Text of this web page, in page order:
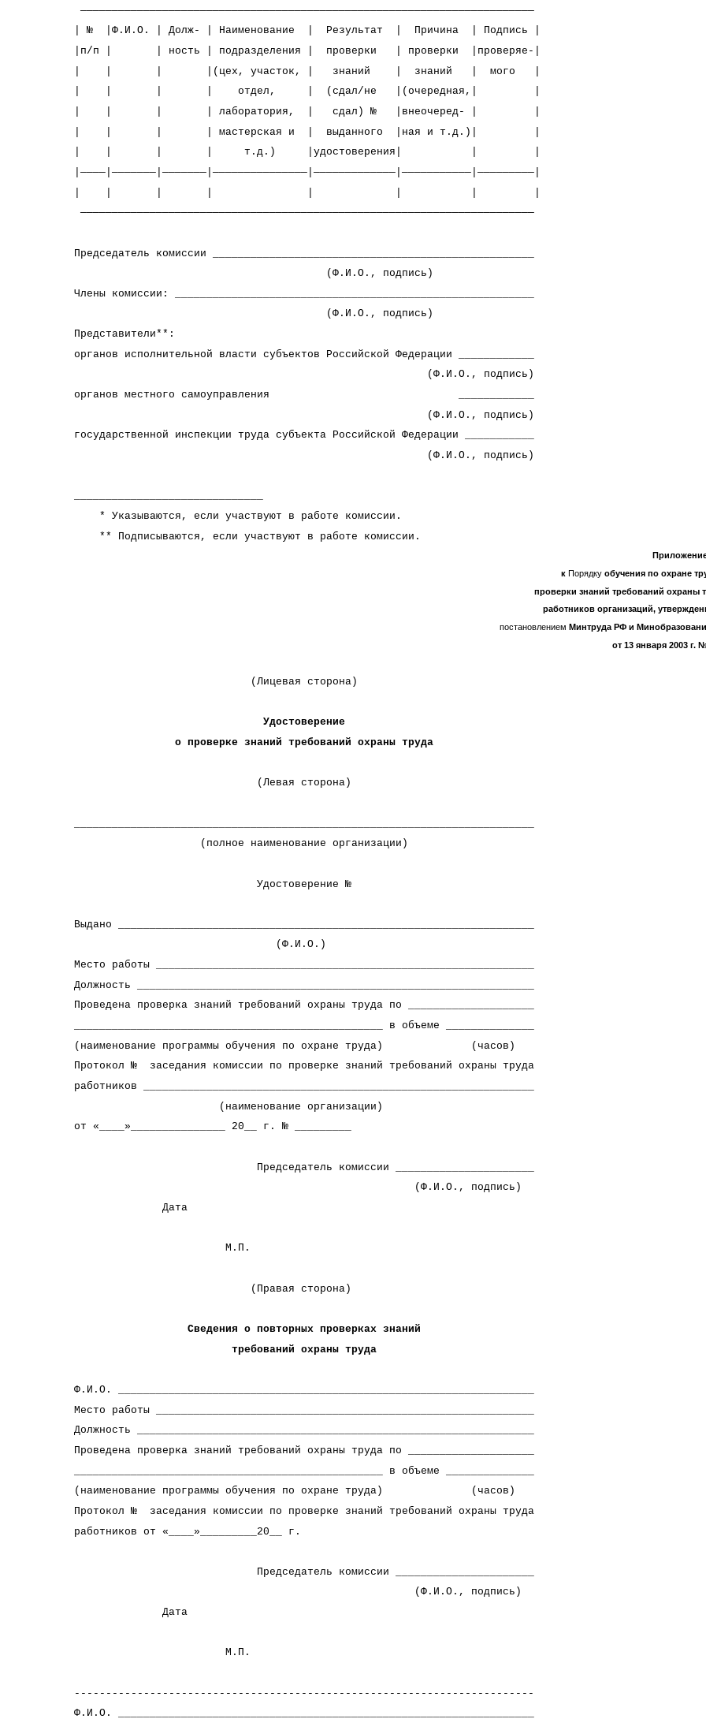
————————————————————————————————————————————————————————————————————————
| № |Ф.И.О. | Долж- | Наименование | Результат | Причина | Подпись |
|п/п | | ность | подразделения | проверки | проверки |проверяе-|
| | | |(цех, участок, | знаний | знаний | мого |
| | | | отдел, | (сдал/не |(очередная,| |
| | | | лаборатория, | сдал) № |внеочеред- | |
| | | | мастерская и | выданного |ная и т.д.)| |
| | | | т.д.) |удостоверения| | |
|————|———————|———————|———————————————|—————————————|———————————|—————————|
————————————————————————————————————————————————————————————————————————
Председатель комиссии ___________________________________________________
(Ф.И.О., подпись)
Члены комиссии: _________________________________________________________
(Ф.И.О., подпись)
Представители**:
органов исполнительной власти субъектов Российской Федерации ____________
(Ф.И.О., подпись)
органов местного самоуправления ____________
(Ф.И.О., подпись)
государственной инспекции труда субъекта Российской Федерации ___________
(Ф.И.О., подпись)
* Указываются, если участвуют в работе комиссии.
** Подписываются, если участвуют в работе комиссии.
к Порядкуобучения по охране
проверки знаний требований охраны
работников организаций,
постановлением Минтруда РФ и
от 13 января 2003 г.
(Лицевая сторона)
Удостоверение
о проверке знаний требований охраны труда
(Левая сторона)
(полное наименование организации)
Удостоверение №
Выдано __________________________________________________________________
(Ф.И.О.)
Место работы ____________________________________________________________
Должность _______________________________________________________________
Проведена проверка знаний требований охраны труда по ____________________
_________________________________________________ в объеме ______________
(наименование программы обучения по охране труда) (часов)
Протокол № заседания комиссии по проверке знаний требований охраны труда
работников ______________________________________________________________
(наименование организации)
от «____»_______________ 20__ г. № _________
Председатель комиссии ______________________
(Ф.И.О., подпись)
Дата
М.П.
(Правая сторона)
Сведения о повторных проверках знаний
требований охраны труда
Ф.И.О. __________________________________________________________________
Место работы ____________________________________________________________
Должность _______________________________________________________________
Проведена проверка знаний требований охраны труда по ____________________
_________________________________________________ в объеме ______________
(наименование программы обучения по охране труда) (часов)
Протокол № заседания комиссии по проверке знаний требований охраны труда
работников от «____»_________20__ г.
Председатель комиссии ______________________
(Ф.И.О., подпись)
Дата
М.П.
-------------------------------------------------------------------------
Ф.И.О. __________________________________________________________________